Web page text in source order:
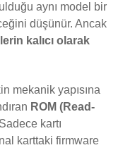
aynı model bir
düşünür. Ancak
kalıcı olarak
mekanik yapısına
ROM (Read-
kartı
karttaki firmware